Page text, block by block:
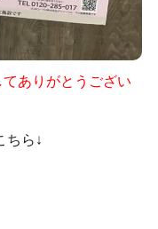
ありがとうござい
ちら↓